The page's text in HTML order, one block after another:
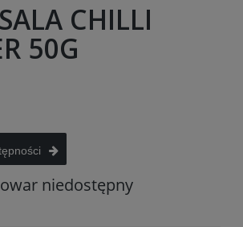
CHILLI
50G
niedostępny